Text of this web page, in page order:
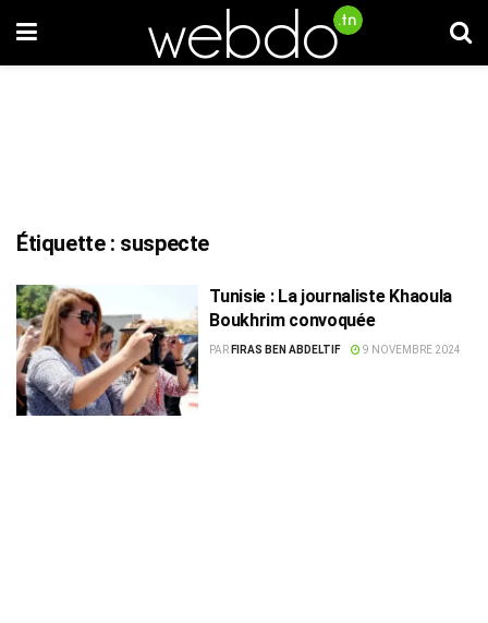
Étiquette : suspecte
Tunisie : La journaliste Khaoula
Boukhrim convoquée
PAR FIRAS BEN ABDELTIF 9 NOVEMBRE 2024